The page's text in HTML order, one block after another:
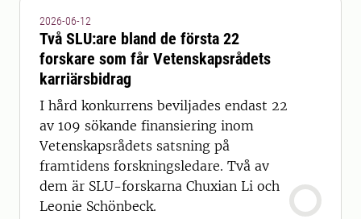
2026-06-12
Två SLU:are bland de första 22
forskare som får Vetenskapsrådets
karriärsbidrag
I hård konkurrens beviljades endast 22
av 109 sökande finansiering inom
Vetenskapsrådets satsning på
framtidens forskningsledare. Två av
dem är SLU-forskarna Chuxian Li och
Leonie Schönbeck.